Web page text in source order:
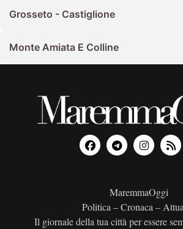
Grosseto - Castiglione
Monte Amiata E Colline
MaremmaOggi
Politica – Cronaca –
Il giornale della tua città per essere